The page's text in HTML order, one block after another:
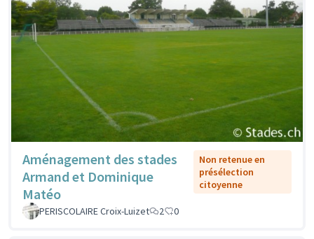
Aménagement des stades
Armand et Dominique
Matéo
Non retenue en
présélection
citoyenne
PERISCOLAIRE Croix-Luizet 2 0